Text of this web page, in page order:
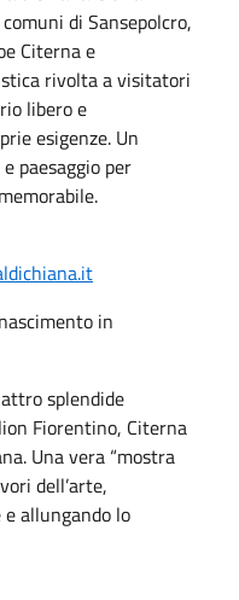
di Sansepolcro,
Citerna e
rivolta a visitatori
libero e
esigenze. Un
paesaggio per
in
splendide
Fiorentino, Citerna
Una vera “mostra
dell’arte,
allungando lo